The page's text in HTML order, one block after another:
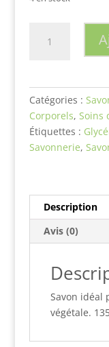
massage
Melon
d'eau
Catégories :
Corporels, Soins
Étiquettes :
Savonnerie,
Description
Avis (0)
Savon idéal
végétale.